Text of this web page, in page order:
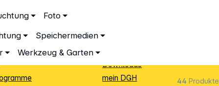
Foto
Speichermedien
Werkzeug & Garten
44 Produkte
Sendungsverfolgung
Downloads
mein DGH